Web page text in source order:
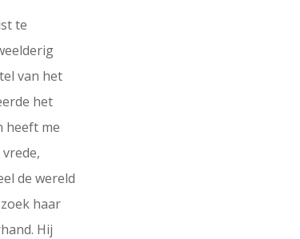
te
van het
het
heeft me
de wereld
haar
Hij